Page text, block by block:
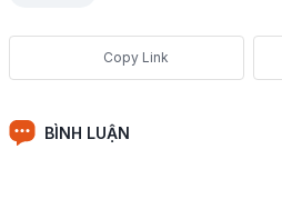
BÌNH LUẬN